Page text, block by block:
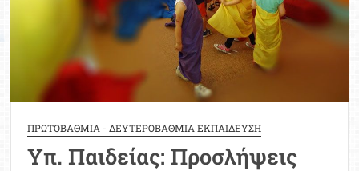
2025
ΠΡΩΤΟΒΑΘΜΙΑ - ΔΕΥΤΕΡΟΒΑΘΜΙΑ ΕΚΠΑΙΔΕΥΣΗ
Υπ. Παιδείας: Προσλήψεις